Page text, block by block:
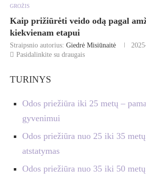
GROŽIS
Kaip prižiūrėti veido odą pagal
kiekvienam etapui
Straipsnio autorius: Giedrė Misiūnaitė
Pasidalinkite su draugais
TURINYS
Odos priežiūra iki 25 metų –
gyvenimui
Odos priežiūra nuo 25 iki 35
atstatymas
Odos priežiūra nuo 35 iki 50